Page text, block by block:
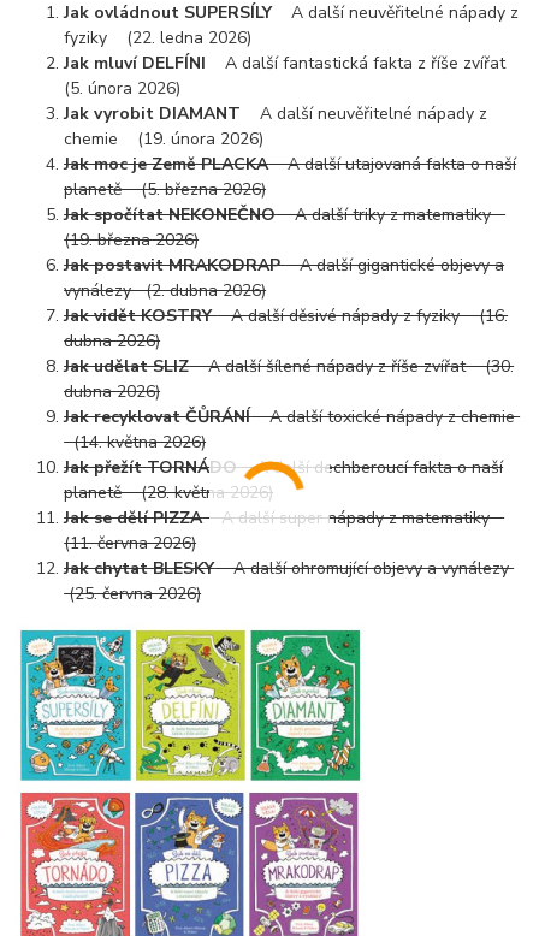
Jak ovládnout SUPERSÍLYA další neuvěřitelné nápady z
fyziky (22. ledna 2026)
Jak mluví DELFÍNI
A další fantastická fakta z říše zvířat
(5. února 2026)
Jak vyrobit DIAMANT A další neuvěřitelné nápady z
chemie (19. února 2026)
Jak moc je Země PLACKAA další utajovaná fakta o naší
planetě (5. března 2026)
Jak spočítat NEKONEČNOA další triky z matematiky
(19. března 2026)
Jak postavit MRAKODRAPA další gigantické objevy a
vynálezy (2. dubna 2026)
Jak vidět KOSTRYA další děsivé nápady z fyziky (16.
dubna 2026)
Jak udělat SLIZA další šílené nápady z říše zvířat (30.
dubna 2026)
Jak recyklovat ČŮRÁNÍA další toxické nápady z chemie
(14. května 2026)
Jak přežít TORNÁDOA další dechberoucí fakta o naší
planetě (28. května 2026)
Jak se dělí PIZZAA další super nápady z matematiky
(11. června 2026)
Jak chytat BLESKYA další ohromující objevy a vynálezy
(25. června 2026)